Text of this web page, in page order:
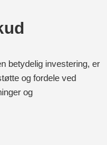
betydelig investering, er
og fordele ved
og